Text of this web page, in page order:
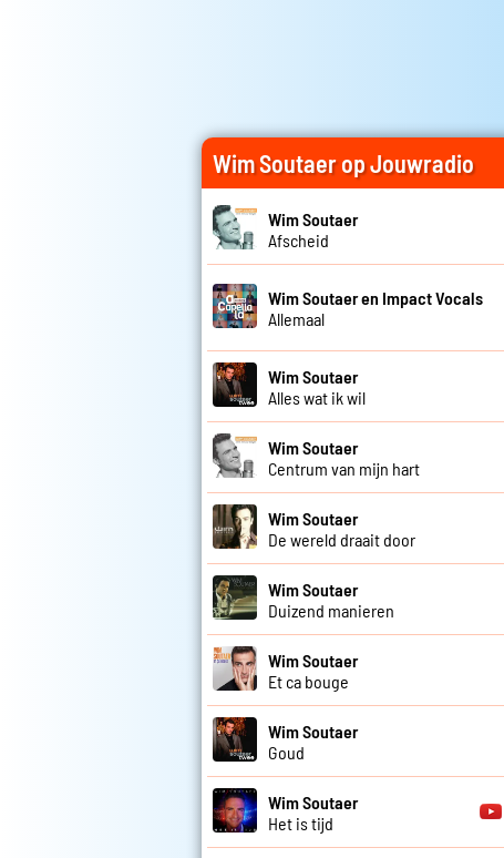
Wim Soutaer op Jouwradio
Wim Soutaer
Afscheid
Wim Soutaer en Impact Vocals
Allemaal
Wim Soutaer
Alles wat ik wil
Wim Soutaer
Centrum van mijn hart
Wim Soutaer
De wereld draait door
Wim Soutaer
Duizend manieren
Wim Soutaer
Et ca bouge
Wim Soutaer
Goud
Wim Soutaer
Het is tijd